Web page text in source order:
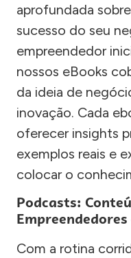
aprofundada
sucesso do seu
empreendedor
nossos eBooks
da ideia de
inovação. Cada
oferecer insights
exemplos reais e
colocar o
Podcasts:
Com a rotina